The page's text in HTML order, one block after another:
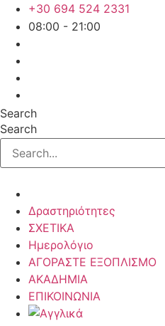
Μετάβαση
στο
περιεχόμενο
+30 694 524 2331
08:00 - 21:00
Search
Search
Δραστηριότητες
ΣΧΕΤΙΚΑ
Ημερολόγιο
ΑΓΟΡΑΣΤΕ ΕΞΟΠΛΙΣΜΟ
ΑΚΑΔΗΜΙΑ
ΕΠΙΚΟΙΝΩΝΙΑ